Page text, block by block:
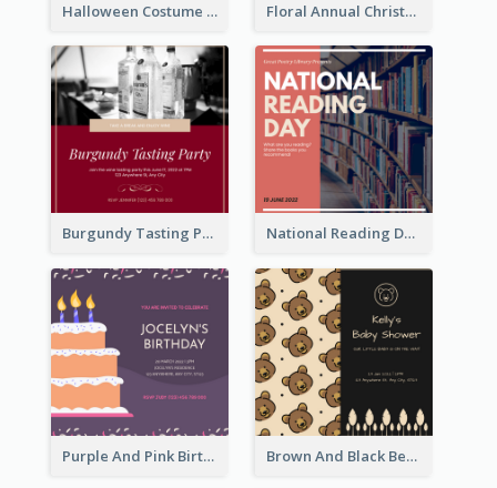
Halloween Costume Party Invitation Floral Annual Christmas Concert Invitation
Burgundy Tasting Party Invitation National Reading Day Invitation
Purple And Pink Birthday Cake Illustration Party Invitation Brown And Black Bear Cartoon Baby Shower Invitation